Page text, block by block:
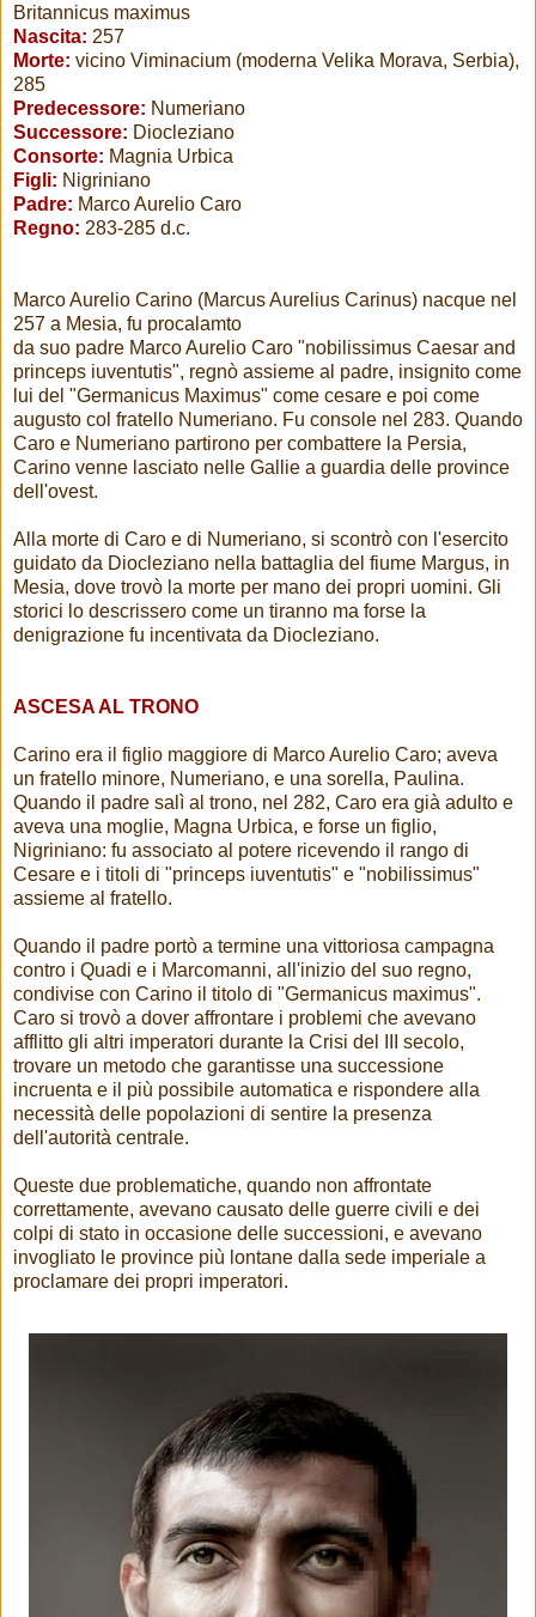
Britannicus maximus
Nascita: 257
Morte: vicino Viminacium (moderna Velika Morava, Serbia),
285
Predecessore: Numeriano
Successore: Diocleziano
Consorte: Magnia Urbica
Figli: Nigriniano
Padre: Marco Aurelio Caro
Regno: 283-285 d.c.
Marco Aurelio Carino (Marcus Aurelius Carinus) nacque nel
257 a Mesia, fu procalamto
da suo padre Marco Aurelio Caro "nobilissimus Caesar and
princeps iuventutis", regnò assieme al padre, insignito come
lui del "Germanicus Maximus" come cesare e poi come
augusto col fratello Numeriano. Fu console nel 283. Quando
Caro e Numeriano partirono per combattere la Persia,
Carino venne lasciato nelle Gallie a guardia delle province
dell'ovest.
Alla morte di Caro e di Numeriano, si scontrò con l'esercito
guidato da Diocleziano nella battaglia del fiume Margus, in
Mesia, dove trovò la morte per mano dei propri uomini. Gli
storici lo descrissero come un tiranno ma forse la
denigrazione fu incentivata da Diocleziano.
ASCESA AL TRONO
Carino era il figlio maggiore di Marco Aurelio Caro; aveva
un fratello minore, Numeriano, e una sorella, Paulina.
Quando il padre salì al trono, nel 282, Caro era già adulto e
aveva una moglie, Magna Urbica, e forse un figlio,
Nigriniano: fu associato al potere ricevendo il rango di
Cesare e i titoli di "princeps iuventutis" e "nobilissimus"
assieme al fratello.
Quando il padre portò a termine una vittoriosa campagna
contro i Quadi e i Marcomanni, all'inizio del suo regno,
condivise con Carino il titolo di "Germanicus maximus".
Caro si trovò a dover affrontare i problemi che avevano
afflitto gli altri imperatori durante la Crisi del III secolo,
trovare un metodo che garantisse una successione
incruenta e il più possibile automatica e rispondere alla
necessità delle popolazioni di sentire la presenza
dell'autorità centrale.
Queste due problematiche, quando non affrontate
correttamente, avevano causato delle guerre civili e dei
colpi di stato in occasione delle successioni, e avevano
invogliato le province più lontane dalla sede imperiale a
proclamare dei propri imperatori.